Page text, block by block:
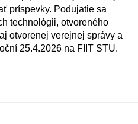
príspevky. Podujatie sa
technológii, otvoreného
otvorenej verejnej správy a
25.4.2026 na FIIT STU.